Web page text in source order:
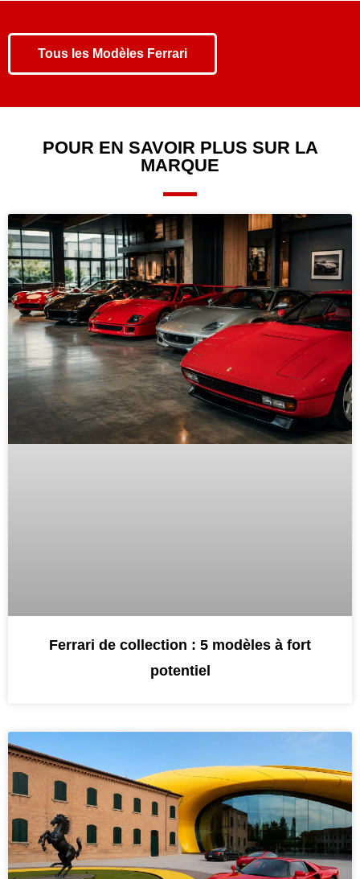
Tous les Modèles Ferrari
POUR EN SAVOIR PLUS SUR LA
MARQUE
Ferrari de collection : 5 modèles à fort
potentiel